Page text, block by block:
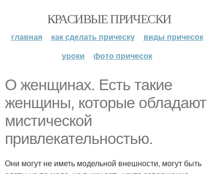
КРАСИВЫЕ ПРИЧЕСКИ
главная как сделать прическу
виды причесок
уроки
фото причесок
О женщинах. Есть такие
женщины, которые обладают
мистической
привлекательностью.
Они могут не иметь модельной внешности, могут быть